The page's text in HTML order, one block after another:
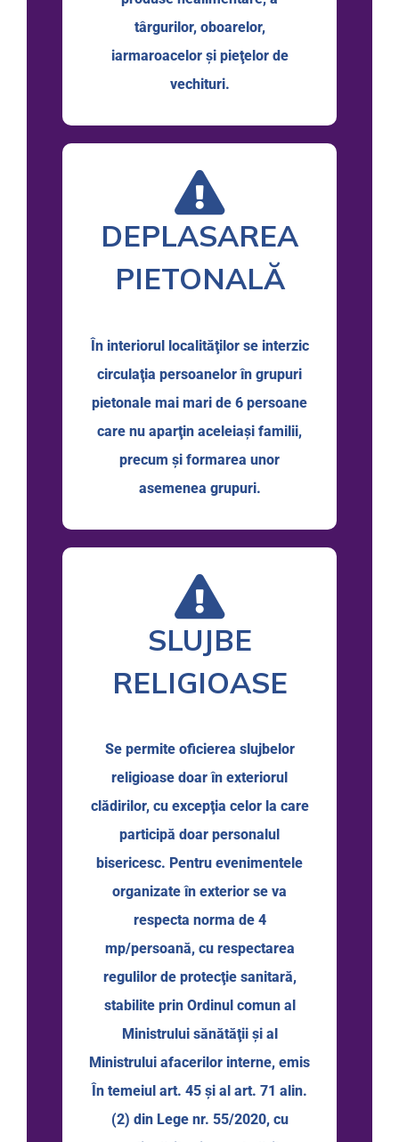
târgurilor, oboarelor,
iarmaroacelor și pieţelor de
vechituri.
DEPLASAREA
PIETONALĂ
În interiorul localităţilor se interzic
circulaţia persoanelor în grupuri
pietonale mai mari de 6 persoane
care nu aparţin aceleiaşi familii,
precum şi formarea unor
asemenea grupuri.
SLUJBE
RELIGIOASE
Se permite oficierea slujbelor
religioase doar în exteriorul
clădirilor, cu excepţia celor la care
participă doar personalul
bisericesc. Pentru evenimentele
organizate în exterior se va
respecta norma de 4
mp/persoană, cu respectarea
regulilor de protecţie sanitară,
stabilite prin Ordinul comun al
Ministrului sănătăţii şi al
Ministrului afacerilor interne, emis
În temeiul art. 45 şi al art. 71 alin.
(2) din Lege nr. 55/2020, cu